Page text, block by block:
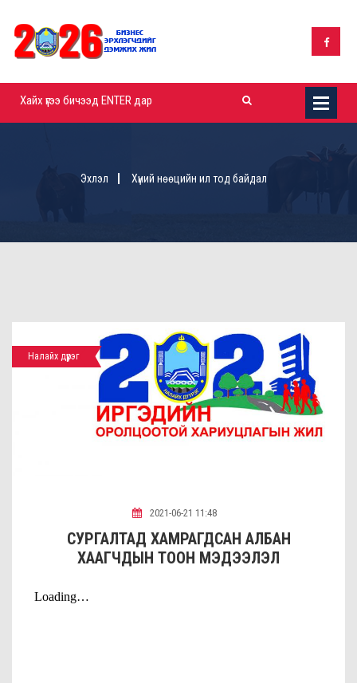
Эхлэл Хүний нөөцийн ил тод байдал
Налайх дүүрэг
2021-06-21 11:48
СУРГАЛТАД ХАМРАГДСАН АЛБАН
ХААГЧДЫН ТООН МЭДЭЭЛЭЛ